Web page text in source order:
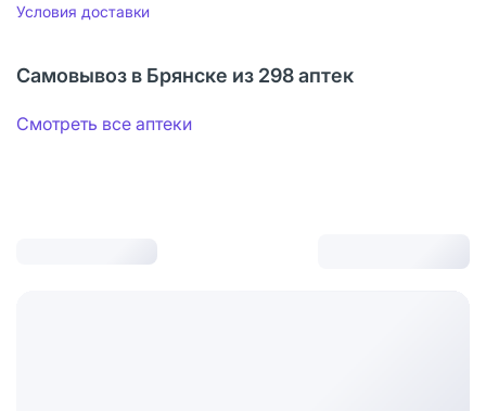
Условия доставки
Самовывоз в Брянске из 298 аптек
Смотреть все аптеки